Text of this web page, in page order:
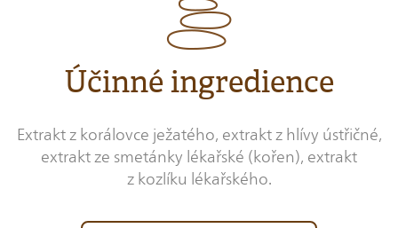
Účinné ingredience
Extrakt z korálovce ježatého, extrakt z hlívy ústřičné,
extrakt ze smetánky lékařské (kořen), extrakt
z kozlíku lékařského.